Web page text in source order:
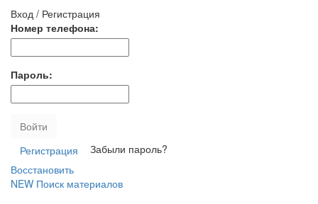
Вход / Регистрация
Номер телефона:
Пароль:
Войти
Регистрация
Забыли пароль?
Восстановить
NEW Поиск материалов